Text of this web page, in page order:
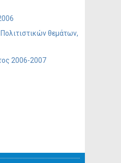
θεμάτων,
2006-2007